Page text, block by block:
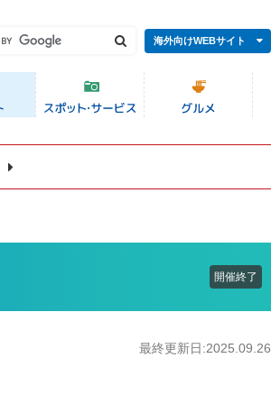
海外向けWEBサイト
開催終了
最終更新日:2025.09.26